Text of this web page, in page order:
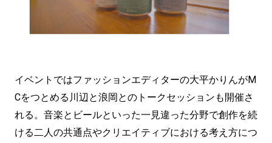
イベントではファッションエディターの大平かりんがM
Cをつとめる川辺と浪岡とのトークセッションも開催さ
れる。音楽とビールといった一見違った分野で創作を続
ける二人の共通点やクリエイティブにおける考え方につ